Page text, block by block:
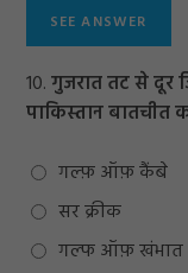
10.गुजरात तट से दूर
पाकिस्तान बातचीत
गल्फ़ ऑफ़ कैंबे
सर क्रीक
गल्फ ऑफ़ खंभात